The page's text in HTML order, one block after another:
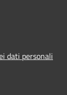
dati personali